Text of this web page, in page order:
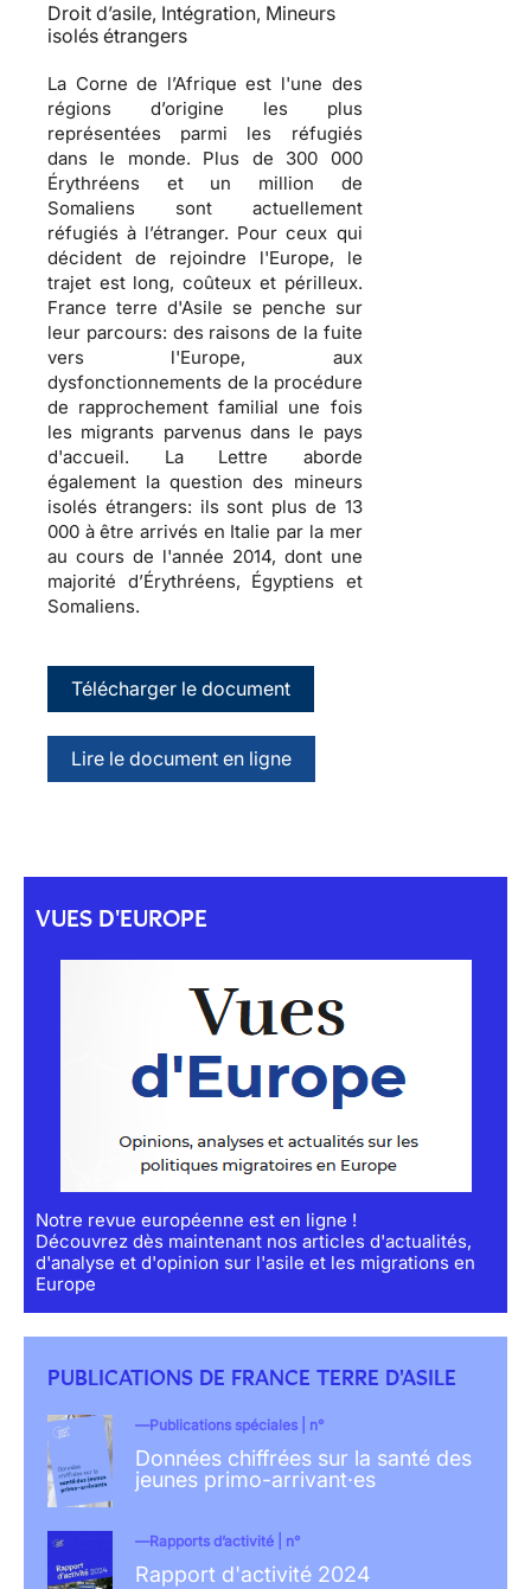
Droit d’asile, Intégration, Mineurs
isolés étrangers
La Corne de l’Afrique est l'une des
régions d’origine les plus
représentées parmi les réfugiés
dans le monde. Plus de 300 000
Érythréens et un million de
Somaliens sont actuellement
réfugiés à l’étranger. Pour ceux qui
décident de rejoindre l'Europe, le
trajet est long, coûteux et périlleux.
France terre d'Asile se penche sur
leur parcours: des raisons de la fuite
vers l'Europe, aux
dysfonctionnements de la procédure
de rapprochement familial une fois
les migrants parvenus dans le pays
d'accueil. La Lettre aborde
également la question des mineurs
isolés étrangers: ils sont plus de 13
000 à être arrivés en Italie par la mer
au cours de l'année 2014, dont une
majorité d’Érythréens, Égyptiens et
Somaliens.
Télécharger le document
Lire le document en ligne
VUES D'EUROPE
Notre revue européenne est en ligne !
Découvrez dès maintenant nos articles d'actualités,
d'analyse et d'opinion sur l'asile et les migrations en
Europe
PUBLICATIONS DE FRANCE TERRE D'ASILE
Publications spéciales | n°
Données chiffrées sur la santé des
jeunes primo-arrivant·es
Rapports d’activité | n°
Rapport d'activité 2024